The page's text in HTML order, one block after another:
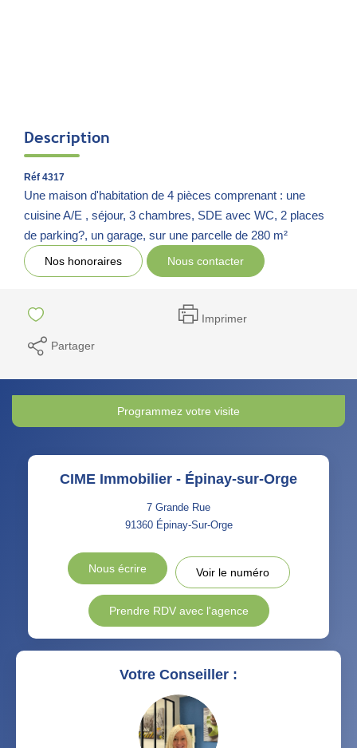
Description
Réf 4317
Une maison d'habitation de 4 pièces comprenant : une
cuisine A/E , séjour, 3 chambres, SDE avec WC, 2 places
de parking?, un garage, sur une parcelle de 280 m²
Nos honoraires Nous contacter
Imprimer
Partager
Programmez votre visite
CIME Immobilier - Épinay-sur-Orge
7 Grande Rue
91360 Épinay-Sur-Orge
Nous écrire Voir le numéro
Prendre RDV avec l'agence
Votre Conseiller :